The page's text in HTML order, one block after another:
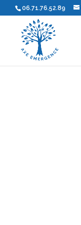
06.71.76.52.89